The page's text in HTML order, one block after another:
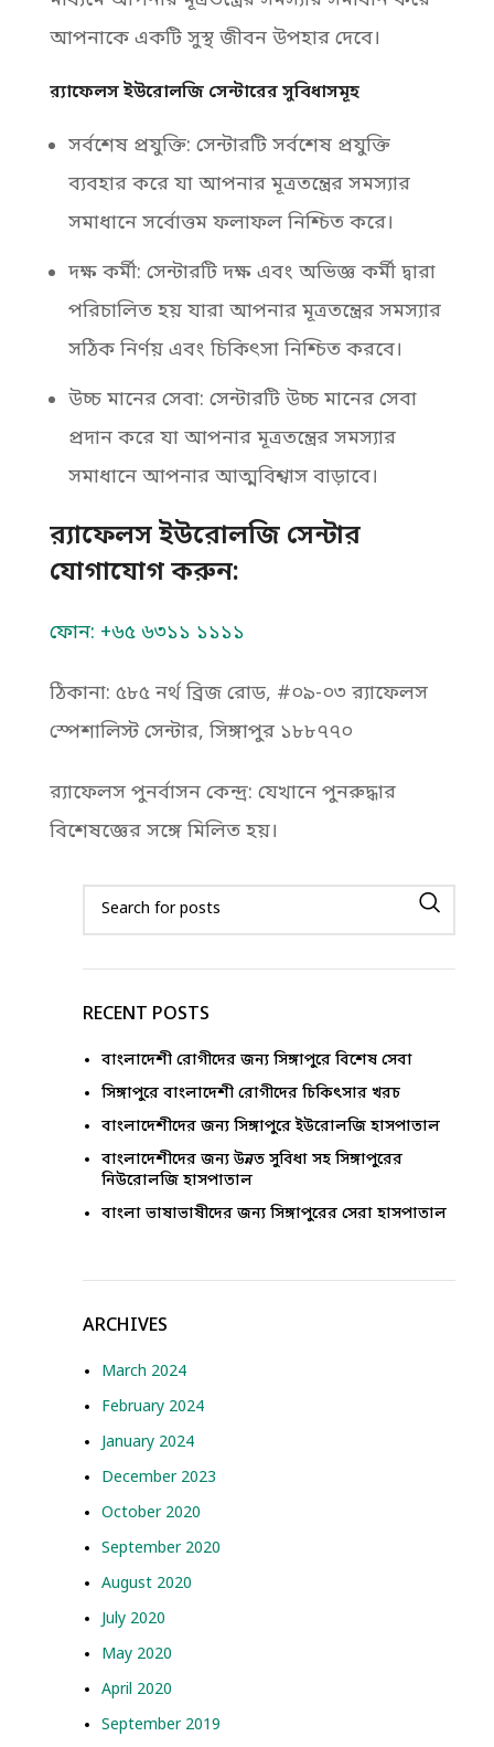
আপনাকে একটি সুস্থ জীবন উপহার দেবে।
র‌্যাফেলস ইউরোলজি সেন্টারের সুবিধাসমূহ
সর্বশেষ প্রযুক্তি: সেন্টারটি সর্বশেষ প্রযুক্তি
ব্যবহার করে যা আপনার মূত্রতন্ত্রের সমস্যার
সমাধানে সর্বোত্তম ফলাফল নিশ্চিত করে।
দক্ষ কর্মী: সেন্টারটি দক্ষ এবং অভিজ্ঞ কর্মী দ্বারা
পরিচালিত হয় যারা আপনার মূত্রতন্ত্রের সমস্যার
সঠিক নির্ণয় এবং চিকিৎসা নিশ্চিত করবে।
উচ্চ মানের সেবা: সেন্টারটি উচ্চ মানের সেবা
প্রদান করে যা আপনার মূত্রতন্ত্রের সমস্যার
সমাধানে আপনার আত্মবিশ্বাস বাড়াবে।
র‌্যাফেলস ইউরোলজি সেন্টার
যোগাযোগ করুন:
ফোন: +৬৫ ৬৩১১ ১১১১
ঠিকানা: ৫৮৫ নর্থ ব্রিজ রোড, #০৯-০৩ র‍্যাফেলস
স্পেশালিস্ট সেন্টার, সিঙ্গাপুর ১৮৮৭৭০
র‍্যাফেলস পুনর্বাসন কেন্দ্র: যেখানে পুনরুদ্ধার
বিশেষজ্ঞের সঙ্গে মিলিত হয়।
RECENT POSTS
বাংলাদেশী রোগীদের জন্য সিঙ্গাপুরে বিশেষ সেবা
সিঙ্গাপুরে বাংলাদেশী রোগীদের চিকিৎসার খরচ
বাংলাদেশীদের জন্য সিঙ্গাপুরে ইউরোলজি হাসপাতাল
বাংলাদেশীদের জন্য উন্নত সুবিধা সহ সিঙ্গাপুরের
নিউরোলজি হাসপাতাল
বাংলা ভাষাভাষীদের জন্য সিঙ্গাপুরের সেরা হাসপাতাল
ARCHIVES
March 2024
February 2024
January 2024
December 2023
October 2020
September 2020
August 2020
July 2020
May 2020
April 2020
September 2019